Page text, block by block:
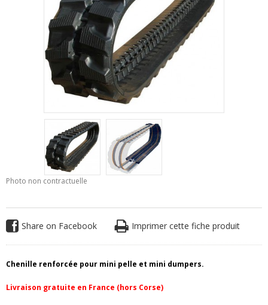
Photo non contractuelle
Share on Facebook Imprimer cette fiche produit
Chenille renforcée pour mini pelle et mini dumpers.
Livraison gratuite en France (hors Corse)